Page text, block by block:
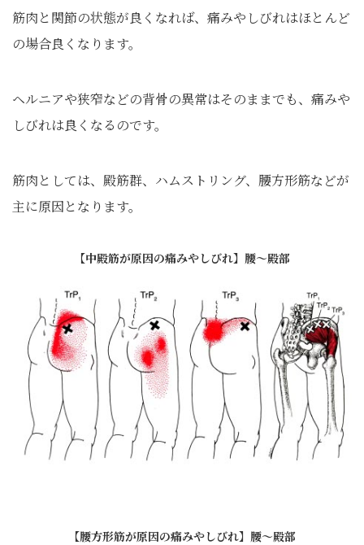
筋肉と関節の状態が良くなれば、痛みやしびれはほとんど
の場合良くなります。
ヘルニアや狭窄などの背骨の異常はそのままでも、痛みや
しびれは良くなるのです。
筋肉としては、殿筋群、ハムストリング、腰方形筋などが
主に原因となります。
【中殿筋が原因の痛みやしびれ】腰～殿部
【腰方形筋が原因の痛みやしびれ】腰～殿部